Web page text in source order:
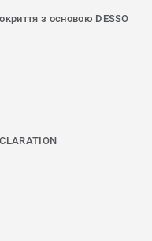
з основою DESSO